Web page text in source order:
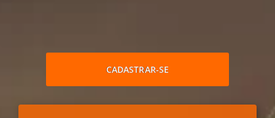
CADASTRAR-SE